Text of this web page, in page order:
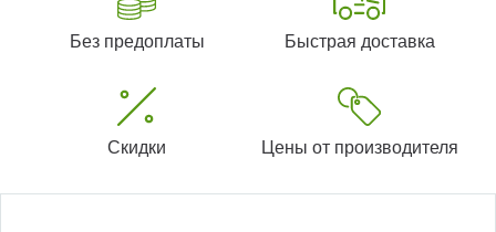
Без предоплаты Быстрая доставка
Скидки Цены от производителя